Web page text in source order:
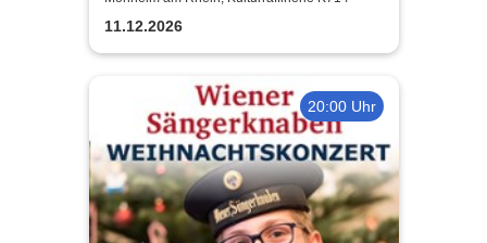
11.12.2026
20:00 Uhr